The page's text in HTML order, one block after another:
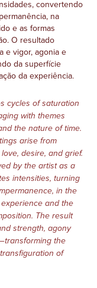
convertendo
na
e as formas
O resultado
e vigor, agonia e
da superfície
da experiência.
cycles of saturation
with themes
the nature of time.
arise from
desire, and grief.
by the artist as a
intensities, turning
in the
and the
The result
strength, agony
the
of